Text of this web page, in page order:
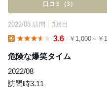
口コミ（3）
2022/08 訪問 3回目
3.6 ￥1,000～￥
危険な爆笑タイム
2022/08
訪問時3.11